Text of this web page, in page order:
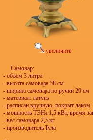
увеличить
Самовар:
- объем 3 литра
- высота самовара 38 см
- ширина самовара по ручки 29 см
- материал: латунь
- расписан вручную, покрыт лаком
- мощность ТЭНа 1,5 кВт, время
- вес самовара 2,5 кг
- производитель Тула